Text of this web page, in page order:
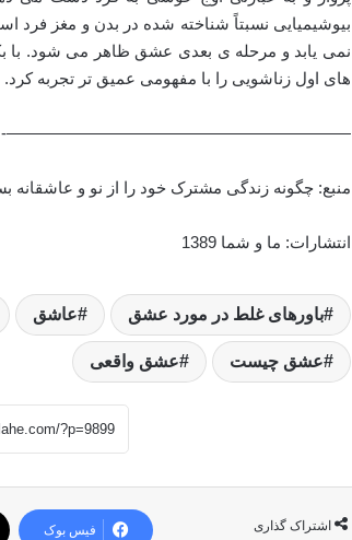
نمی یابد و مرحله ی بعدی عشق ظاهر می شود. با
های اول زناشویی را با مفهومی عمیق تر تجربه کرد.
—————————————————————-
منبع: چگونه زندگی مشترک خود را از نو و عاشقانه
انتشارات: ما و شما 1389
باورهای غلط در مورد عشق عاشق
عشق چیست عشق واقعی
اشتراک گذاری فیس بوک